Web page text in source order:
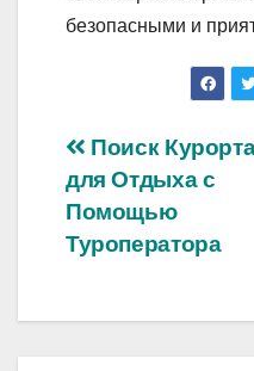
безопасными и
по
записям
Поиск
для Отдыха с
Помощью
Туроператора